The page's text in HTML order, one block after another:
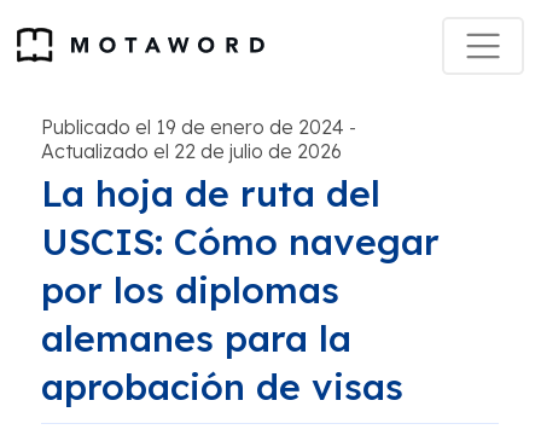
Publicado el 19 de enero de 2024 -
Actualizado el 22 de julio de 2026
La hoja de ruta del
USCIS: Cómo navegar
por los diplomas
alemanes para la
aprobación de visas